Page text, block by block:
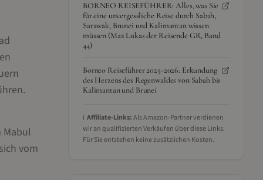
Mabul
vom
BORNEO REISEFÜHRER: Alles, was Sie
für eine unvergessliche Reise durch Sabah,
Sarawak, Brunei und Kalimantan wissen
müssen (Max Lukas der Reisende GR, Band
44)
Borneo Reiseführer 2025-2026: Erkundung
des Herzens des Regenwaldes von Sabah bis
Kalimantan und Brunei
ℹ️ Affiliate-Links:Als Amazon-Partner verdienen
wir an qualifizierten Verkäufen über diese Links.
Für Sie entstehen keine zusätzlichen Kosten.